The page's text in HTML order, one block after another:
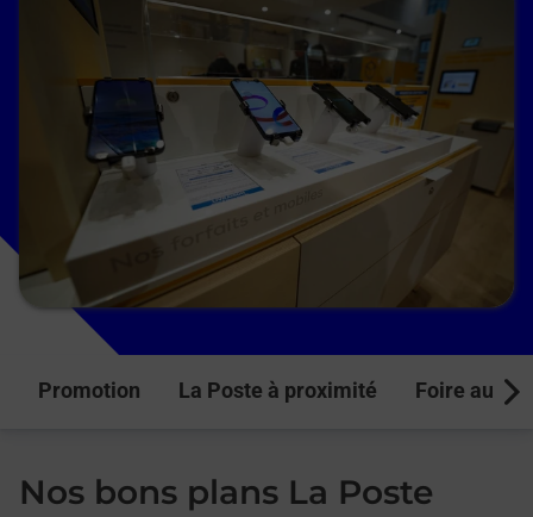
Promotion La Poste à proximité Foire aux
Nos bons plans La Poste